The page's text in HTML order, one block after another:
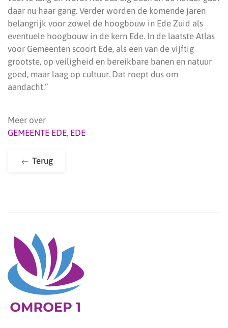
daar nu haar gang. Verder worden de komende jaren
belangrijk voor zowel de hoogbouw in Ede Zuid als
eventuele hoogbouw in de kern Ede. In de laatste Atlas
voor Gemeenten scoort Ede, als een van de vijftig
grootste, op veiligheid en bereikbare banen en natuur
goed, maar laag op cultuur. Dat roept dus om
aandacht.”
Meer over
GEMEENTE EDE, EDE
Terug